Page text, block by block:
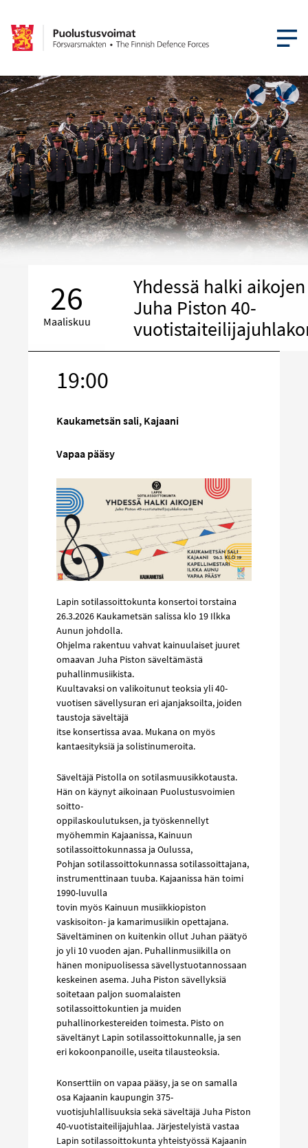
AVAA
26
Maaliskuu
Yhdessä halki
Juha Piston 40-
19:00
Kaukametsän sali, Kajaani
Vapaa pääsy
Lapin sotilassoittokunta konsertoi torstaina
26.3.2026 Kaukametsän salissa klo 19 Ilkka
Aunun johdolla.
Ohjelma rakentuu vahvat kainuulaiset juuret
omaavan Juha Piston säveltämästä
puhallinmusiikista.
Kuultavaksi on valikoitunut teoksia yli 40-
vuotisen sävellysuran eri ajanjaksoilta, joiden
taustoja säveltäjä
itse konsertissa avaa. Mukana on myös
kantaesityksiä ja solistinumeroita.
Säveltäjä Pistolla on sotilasmuusikkotausta.
Hän on käynyt aikoinaan Puolustusvoimien
soitto-
oppilaskoulutuksen, ja työskennellyt
myöhemmin Kajaanissa, Kainuun
sotilassoittokunnassa ja Oulussa,
Pohjan sotilassoittokunnassa sotilassoittajana,
instrumenttinaan tuuba. Kajaanissa hän toimi
1990-luvulla
tovin myös Kainuun musiikkiopiston
vaskisoiton- ja kamarimusiikin opettajana.
Säveltäminen on kuitenkin ollut Juhan päätyö
jo yli 10 vuoden ajan. Puhallinmusiikilla on
hänen monipuolisessa sävellystuotannossaan
keskeinen asema. Juha Piston sävellyksiä
soitetaan paljon suomalaisten
sotilassoittokuntien ja muiden
puhallinorkestereiden toimesta. Pisto on
säveltänyt Lapin sotilassoittokunnalle, ja sen
eri kokoonpanoille, useita tilausteoksia.
Konserttiin on vapaa pääsy, ja se on samalla
osa Kajaanin kaupungin 375-
vuotisjuhlallisuuksia sekä säveltäjä Juha Piston
40-vuotistaiteilijajuhlaa. Järjestelyistä vastaa
Lapin sotilassoittokunta yhteistyössä Kajaanin